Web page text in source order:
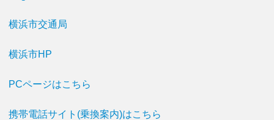
横浜市交通局
横浜市HP
PCページはこちら
携帯電話サイト(乗換案内)はこちら